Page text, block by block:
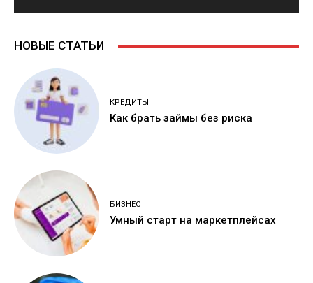
НОВЫЕ СТАТЬИ
КРЕДИТЫ
Как брать займы без риска
БИЗНЕС
Умный старт на маркетплейсах